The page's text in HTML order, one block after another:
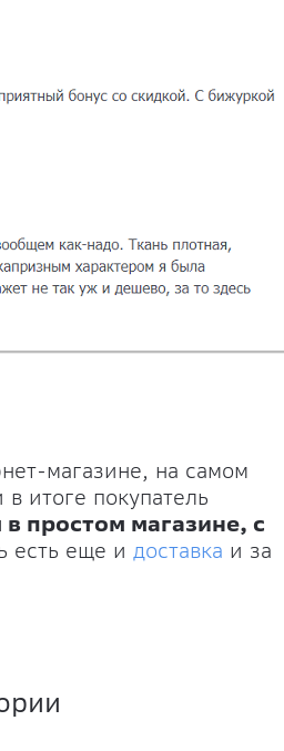
магазине, на самом
итоге покупатель
простом магазине, с
есть еще и доставка и за